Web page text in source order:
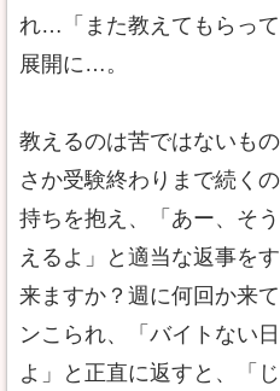
れ…「また教えてもらっ
展開に…。
教えるのは苦ではないも
さか受験終わりまで続く
持ちを抱え、「あー、そ
えるよ」と適当な返事を
来ますか？週に何回か来
ンこられ、「バイトない
よ」と正直に返すと、「